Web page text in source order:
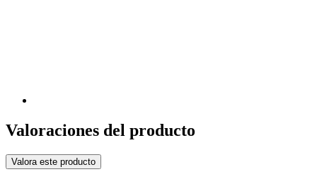
Valoraciones del producto
Valora este producto